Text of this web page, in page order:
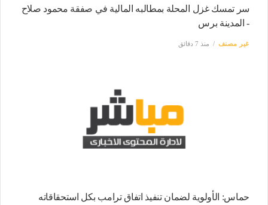
سر تمسك غزل المحلة بمطالبه المالية في صفقة محمود صلاح
- المدينة برس
غير مصنف منذ 7 دقائق
حماس: الأولوية لضمان تنفيذ اتفاق ترامب بكل استحقاقاته